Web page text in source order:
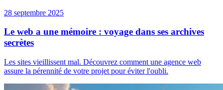
28 septembre 2025
Le web a une mémoire : voyage dans ses archives
secrètes
Les sites vieillissent mal. Découvrez comment une agence web
assure la pérennité de votre projet pour éviter l'oubli.